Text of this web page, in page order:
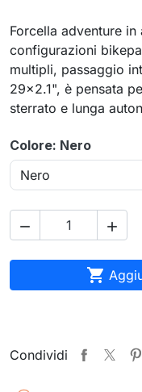
Forcella adventure
configurazioni
multipli, passaggio
29×2.1", è pensata
sterrato e lunga
Colore: Nero
 

Condividi